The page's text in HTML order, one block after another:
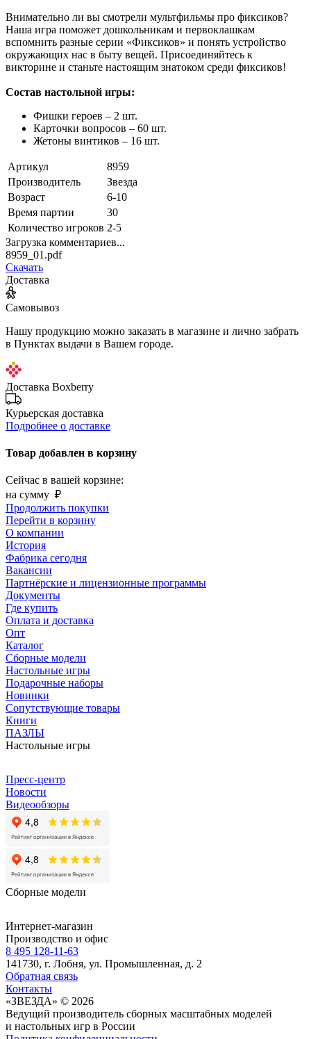
Внимательно ли вы смотрели мультфильмы про фиксиков?
Наша игра поможет дошкольникам и первоклашкам
вспомнить разные серии «Фиксиков» и понять устройство
окружающих нас в быту вещей. Присоединяйтесь к
викторине и станьте настоящим знатоком среди фиксиков!
Состав настольной игры:
Фишки героев – 2 шт.
Карточки вопросов – 60 шт.
Жетоны винтиков – 16 шт.
Артикул
8959
Производитель
Звезда
Возраст
6-10
Время партии
30
Количество игроков 2-5
Загрузка комментариев...
8959_01.pdf
Скачать
Доставка
Самовывоз
Нашу продукцию можно заказать в магазине и лично забрать
в Пунктах выдачи в Вашем городе.
Доставка Boxberry
Курьерская доставка
Подробнее о доставке
Товар добавлен в корзину
Сейчас в вашей корзине:
на сумму ₽
Продолжить покупки
Перейти в корзину
О компании
История
Фабрика сегодня
Вакансии
Партнёрские и лицензионные программы
Документы
Где купить
Оплата и доставка
Опт
Каталог
Сборные модели
Настольные игры
Подарочные наборы
Новинки
Сопутствующие товары
Книги
ПАЗЛЫ
Настольные игры
Пресс-центр
Новости
Видеообзоры
Сборные модели
Интернет-магазин
Производство и офис
8 495 128-11-63
141730, г. Лобня, ул. Промышленная, д. 2
Обратная связь
Контакты
«ЗВЕЗДА» © 2026
Ведущий производитель сборных масштабных моделей
и настольных игр в России